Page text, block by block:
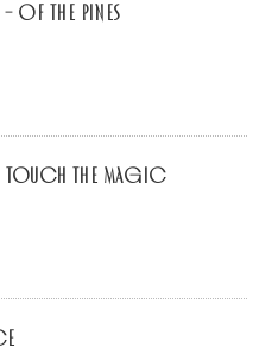
of the pines
touch the Magic